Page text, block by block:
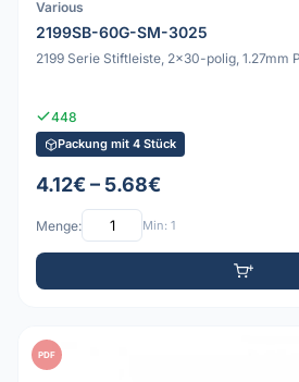
Various
2199SB-60G-SM-3025
2199 Serie Stiftleiste, 2x30-polig, 1.27mm
448
Packung mit 4 Stück
4.12€ – 5.68€
Menge: Min: 1
PDF